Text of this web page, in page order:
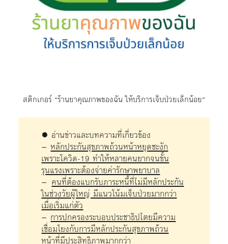
สติกเกอร์ “ร้านยาคุณภาพของฉัน ให้บริการเจ็บป่วยเล็กน้อย”
● อ่านข่าวและบทความที่เกี่ยวข้อง
–หลักประกันสุขภาพถ้วนหน้าหยุดชะงัก
เพราะโควิด-19 ทำให้หลายคนยากจนขั้น
รุนแรงเพราะต้องจ่ายค่ารักษาพยาบาล
– คนที่ต้องแบกรับภาระหนี้ที่ไม่มีหลักประกัน
ในช่วงวัยผู้ใหญ่ มีแนวโน้มเจ็บป่วยมากกว่า
เมื่อเริ่มแก่ตัว
– การปกครองระบอบประชาธิปไตยมีความ
เชื่อมโยงกับการมีหลักประกันสุขภาพถ้วน
หน้าที่มีประสิทธิภาพมากกว่า